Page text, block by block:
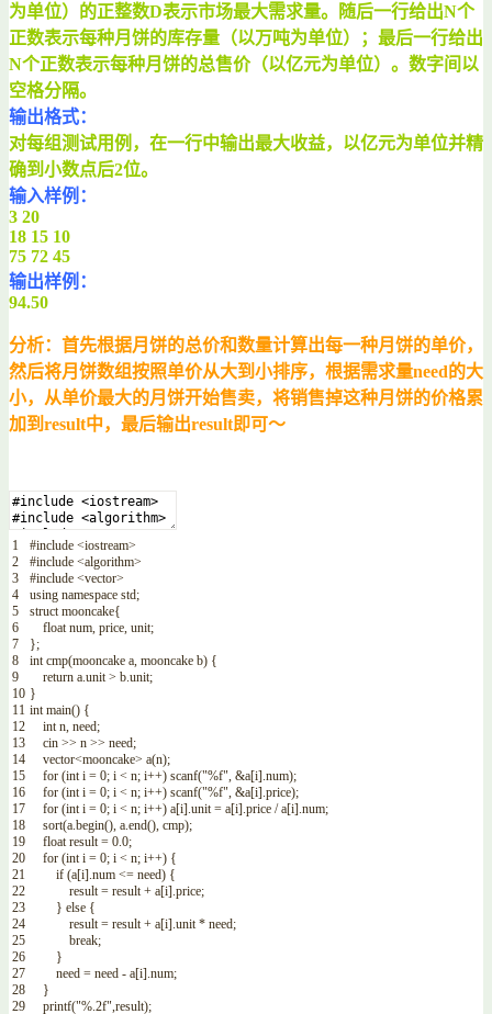
为单位）的正整数D表示市场最大需求量。随后一行给出N个
正数表示每种月饼的库存量（以万吨为单位）；最后一行给出
N个正数表示每种月饼的总售价（以亿元为单位）。数字间以
空格分隔。
输出格式：
对每组测试用例，在一行中输出最大收益，以亿元为单位并精
确到小数点后2位。
输入样例：
3 20
18 15 10
75 72 45
输出样例：
94.50
分析：首先根据月饼的总价和数量计算出每一种月饼的单价，
然后将月饼数组按照单价从大到小排序，根据需求量need的大
小，从单价最大的月饼开始售卖，将销售掉这种月饼的价格累
加到result中，最后输出result即可～
1
2
3
4
5
6
7
8
9
10
11
12
13
14
15
16
17
18
19
20
21
22
23
24
25
26
27
28
29
#include <iostream>
#include <algorithm>
#include <vector>
using namespace std;
struct mooncake{
float num, price, unit;
};
int cmp(mooncake a, mooncake b) {
return a.unit > b.unit;
}
int main() {
int n, need;
cin >> n >> need;
vector<mooncake> a(n);
for (int i = 0; i < n; i++) scanf("%f", &a[i].num);
for (int i = 0; i < n; i++) scanf("%f", &a[i].price);
for (int i = 0; i < n; i++) a[i].unit = a[i].price / a[i].num;
sort(a.begin(), a.end(), cmp);
float result = 0.0;
for (int i = 0; i < n; i++) {
if (a[i].num <= need) {
result = result + a[i].price;
} else {
result = result + a[i].unit * need;
break;
}
need = need - a[i].num;
}
printf("%.2f",result);